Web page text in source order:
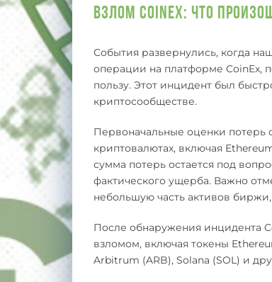
Взлом CoinEx: что
События развернулись, когда
операции на платформе CoinEx,
пользу. Этот инцидент был
криптосообществе.
Первоначальные оценки потерь
криптовалютах, включая
сумма потерь остается под
фактического ущерба. Важно
небольшую часть активов
После обнаружения инцидента
взломом, включая токены
Arbitrum (ARB), Solana (SOL) и